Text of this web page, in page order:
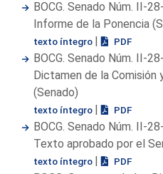
BOCG. Senado Núm. II-
Informe de la Ponencia
texto íntegro | PDF
BOCG. Senado Núm. II-
Dictamen de la
(Senado)
texto íntegro | PDF
BOCG. Senado Núm. II-
Texto aprobado por el
texto íntegro | PDF